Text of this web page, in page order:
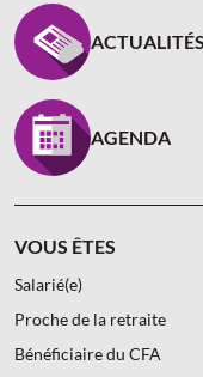
PIED DE PAGE
ACTUALITÉS
AGENDA
VOUS ÊTES
Salarié(e)
Proche de la retraite
Bénéficiaire du CFA